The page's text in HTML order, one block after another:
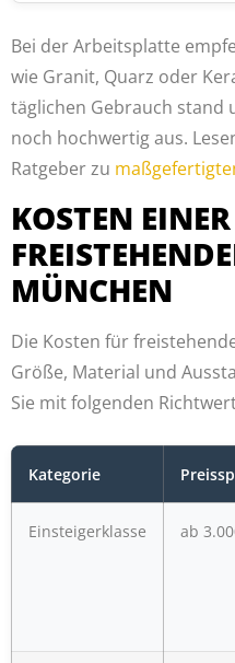
Bei der Arbeitsplatte
wie Granit, Quarz oder
täglichen Gebrauch stand
noch hochwertig aus.
Ratgeber zu
KOSTEN EINER
MÜNCHEN
Die Kosten für
Größe, Material und
Sie mit folgenden
Kategorie
Einsteigerklasse ab